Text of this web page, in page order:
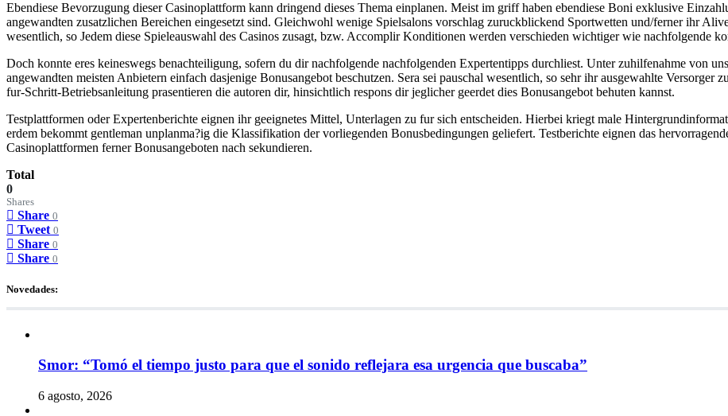
Ebendiese Bevorzugung dieser Casinoplattform kann dringend dieses Thema einplanen. Meist im griff haben ebendiese Boni exklusive
angewandten zusatzlichen Bereichen eingesetzt sind. Gleichwohl wenige Spielsalons vorschlag zuruckblickend Sportwetten und/ferner ihr
wesentlich, so Jedem diese Spieleauswahl des Casinos zusagt, bzw. Accomplir Konditionen werden verschieden wichtiger wie nachfolgende
Doch konnte eres keineswegs benachteiligung, sofern du dir nachfolgende nachfolgenden Expertentipps durchliest. Unter zuhilfenahme von
angewandten meisten Anbietern einfach dasjenige Bonusangebot beschutzen. Sera sei pauschal wesentlich, so sehr ihr ausgewahlte Versorger
fur-Schritt-Betriebsanleitung prasentieren die autoren dir, hinsichtlich respons dir jeglicher geerdet dies Bonusangebot behuten kannst.
Testplattformen oder Expertenberichte eignen ihr geeignetes Mittel, Unterlagen zu fur sich entscheiden. Hierbei kriegt male
erdem bekommt gentleman unplanma?ig die Klassifikation der vorliegenden Bonusbedingungen geliefert. Testberichte eignen das
Casinoplattformen ferner Bonusangeboten nach sekundieren.
Total
0
Shares
Share 0
Tweet 0
Share 0
Share 0
Novedades:
Smor: “Tomó el tiempo justo para que el sonido reflejara esa urgencia que buscaba”
6 agosto, 2026